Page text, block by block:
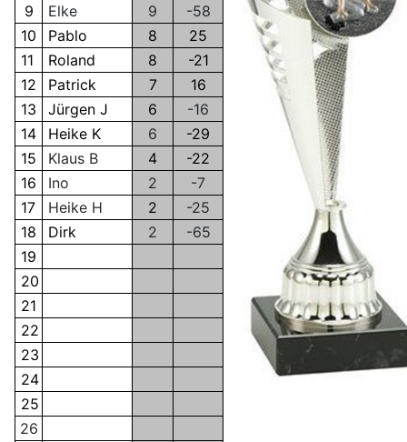
9
Elke 9
-58
10
Pablo 8
25
11
Roland 8
-21
12
Patrick 7
16
13
Jürgen J 6
-16
14
Heike K 6
-29
15
Klaus B 4
-22
16
Ino 2
-7
17
Heike H 2
-25
18
Dirk 2
-65
19
20
21
22
23
24
25
26